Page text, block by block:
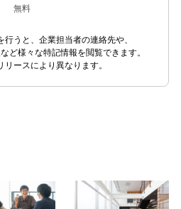
無料
行うと、企業担当者の連絡先や、
ど様々な特記情報を閲覧できます。
ースにより異なります。